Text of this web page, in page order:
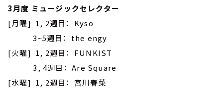
3月度 ミュージックセレクター
[月曜] 1, 2週目： Kyso
3~5週目： the engy
[火曜] 1, 2週目： FUNKIST
3, 4週目： Are Square
[水曜] 1, 2週目： 宮川春菜